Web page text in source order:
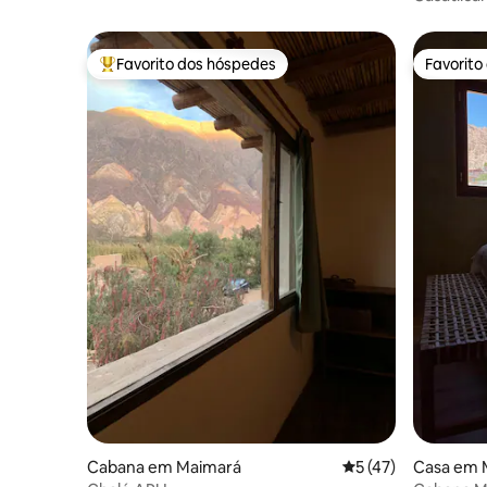
Favoritos dos hóspedes mais apreciados
Favorito dos hóspedes
Cabana em Maimará Classificação
5 (47)
Favorito
Favorito
Casa em